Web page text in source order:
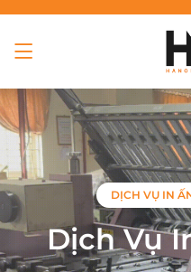
DỊCH VỤ IN
Dịch Vụ